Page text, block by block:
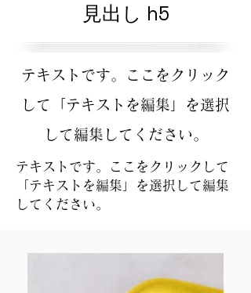
見出し h5
テキストです。ここをクリック
して「テキストを編集」を選択
して編集してください。
テキストです。ここをクリックして
「テキストを編集」を選択して編集
してください。